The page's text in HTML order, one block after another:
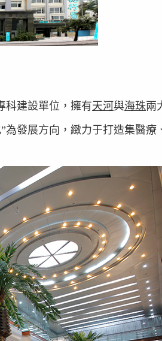
科建設單位，擁有天河 與海珠兩
發展方向，緻力于打造集醫療